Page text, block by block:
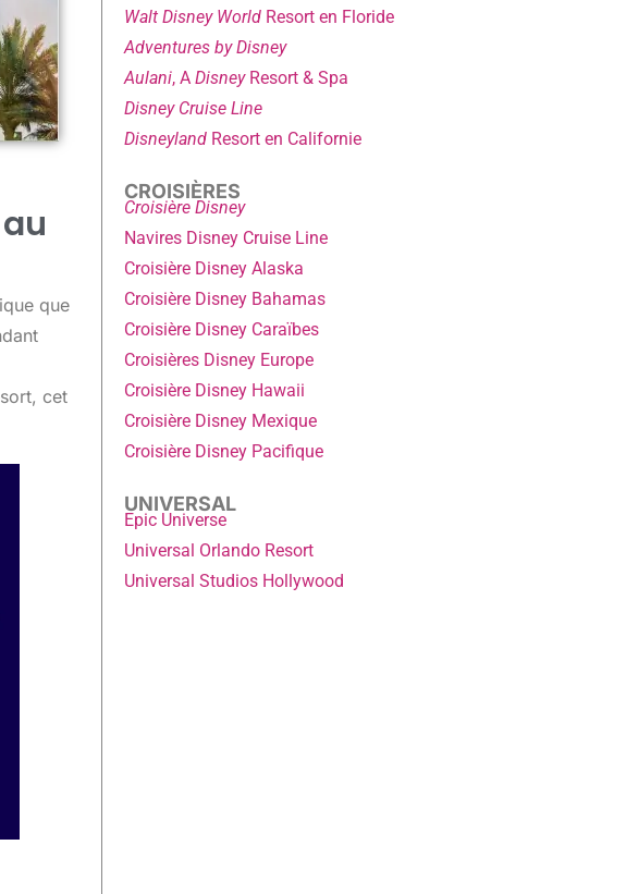
que
cet
Walt Disney WorldResort en Floride
Adventures by Disney
Aulani, A DisneyResort & Spa
Disney Cruise Line
DisneylandResort en Californie
CROISIÈRES
Croisière Disney
Navires Disney Cruise Line
Croisière Disney Alaska
Croisière Disney Bahamas
Croisière Disney Caraïbes
Croisières Disney Europe
Croisière Disney Hawaii
Croisière Disney Mexique
Croisière Disney Pacifique
UNIVERSAL
Epic Universe
Universal Orlando Resort
Universal Studios Hollywood